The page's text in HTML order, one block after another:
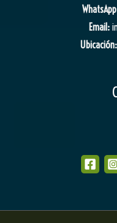
Email:
Ubicación: